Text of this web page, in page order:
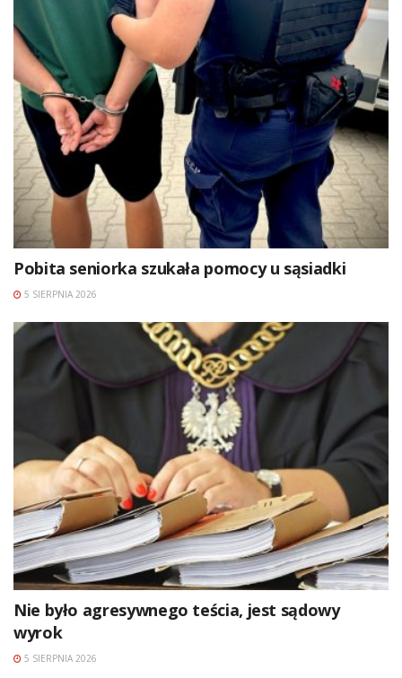
Pobita seniorka szukała pomocy u sąsiadki
5 SIERPNIA 2026
Nie było agresywnego teścia, jest sądowy
wyrok
5 SIERPNIA 2026